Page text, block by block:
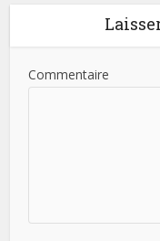
Commentaire